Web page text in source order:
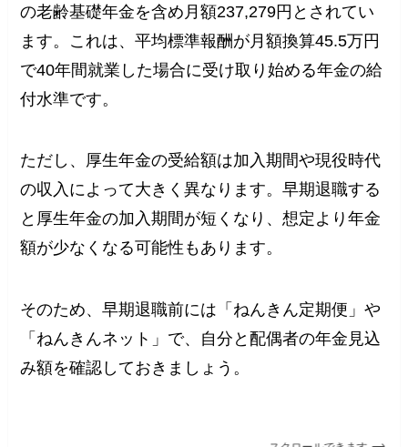
の老齢基礎年金を含め月額237,279円とされてい
ます。これは、平均標準報酬が月額換算45.5万円
で40年間就業した場合に受け取り始める年金の給
付水準です。
ただし、厚生年金の受給額は加入期間や現役時代
の収入によって大きく異なります。早期退職する
と厚生年金の加入期間が短くなり、想定より年金
額が少なくなる可能性もあります。
そのため、早期退職前には「ねんきん定期便」や
「ねんきんネット」で、自分と配偶者の年金見込
み額を確認しておきましょう。